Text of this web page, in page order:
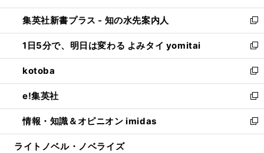
開
く
ン
ド
ウ
で
開
く
ウ
ィ
ン
ド
ウ
で
開
く
し
い
ウ
ィ
ン
ド
ウ
で
開
く
集英社新書プラス - 知の水先案内人
新
し
い
ウ
ィ
ン
ド
ウ
で
開
1日5分で、明日は変わる よみタイ yomitai
新
し
い
ウ
ィ
ン
ド
ウ
kotoba
新
し
い
ウ
ィ
ン
e!集英社
新
し
い
ウ
情報・知識＆オピニオン imidas
新
し
ライトノベル・ノベライズ